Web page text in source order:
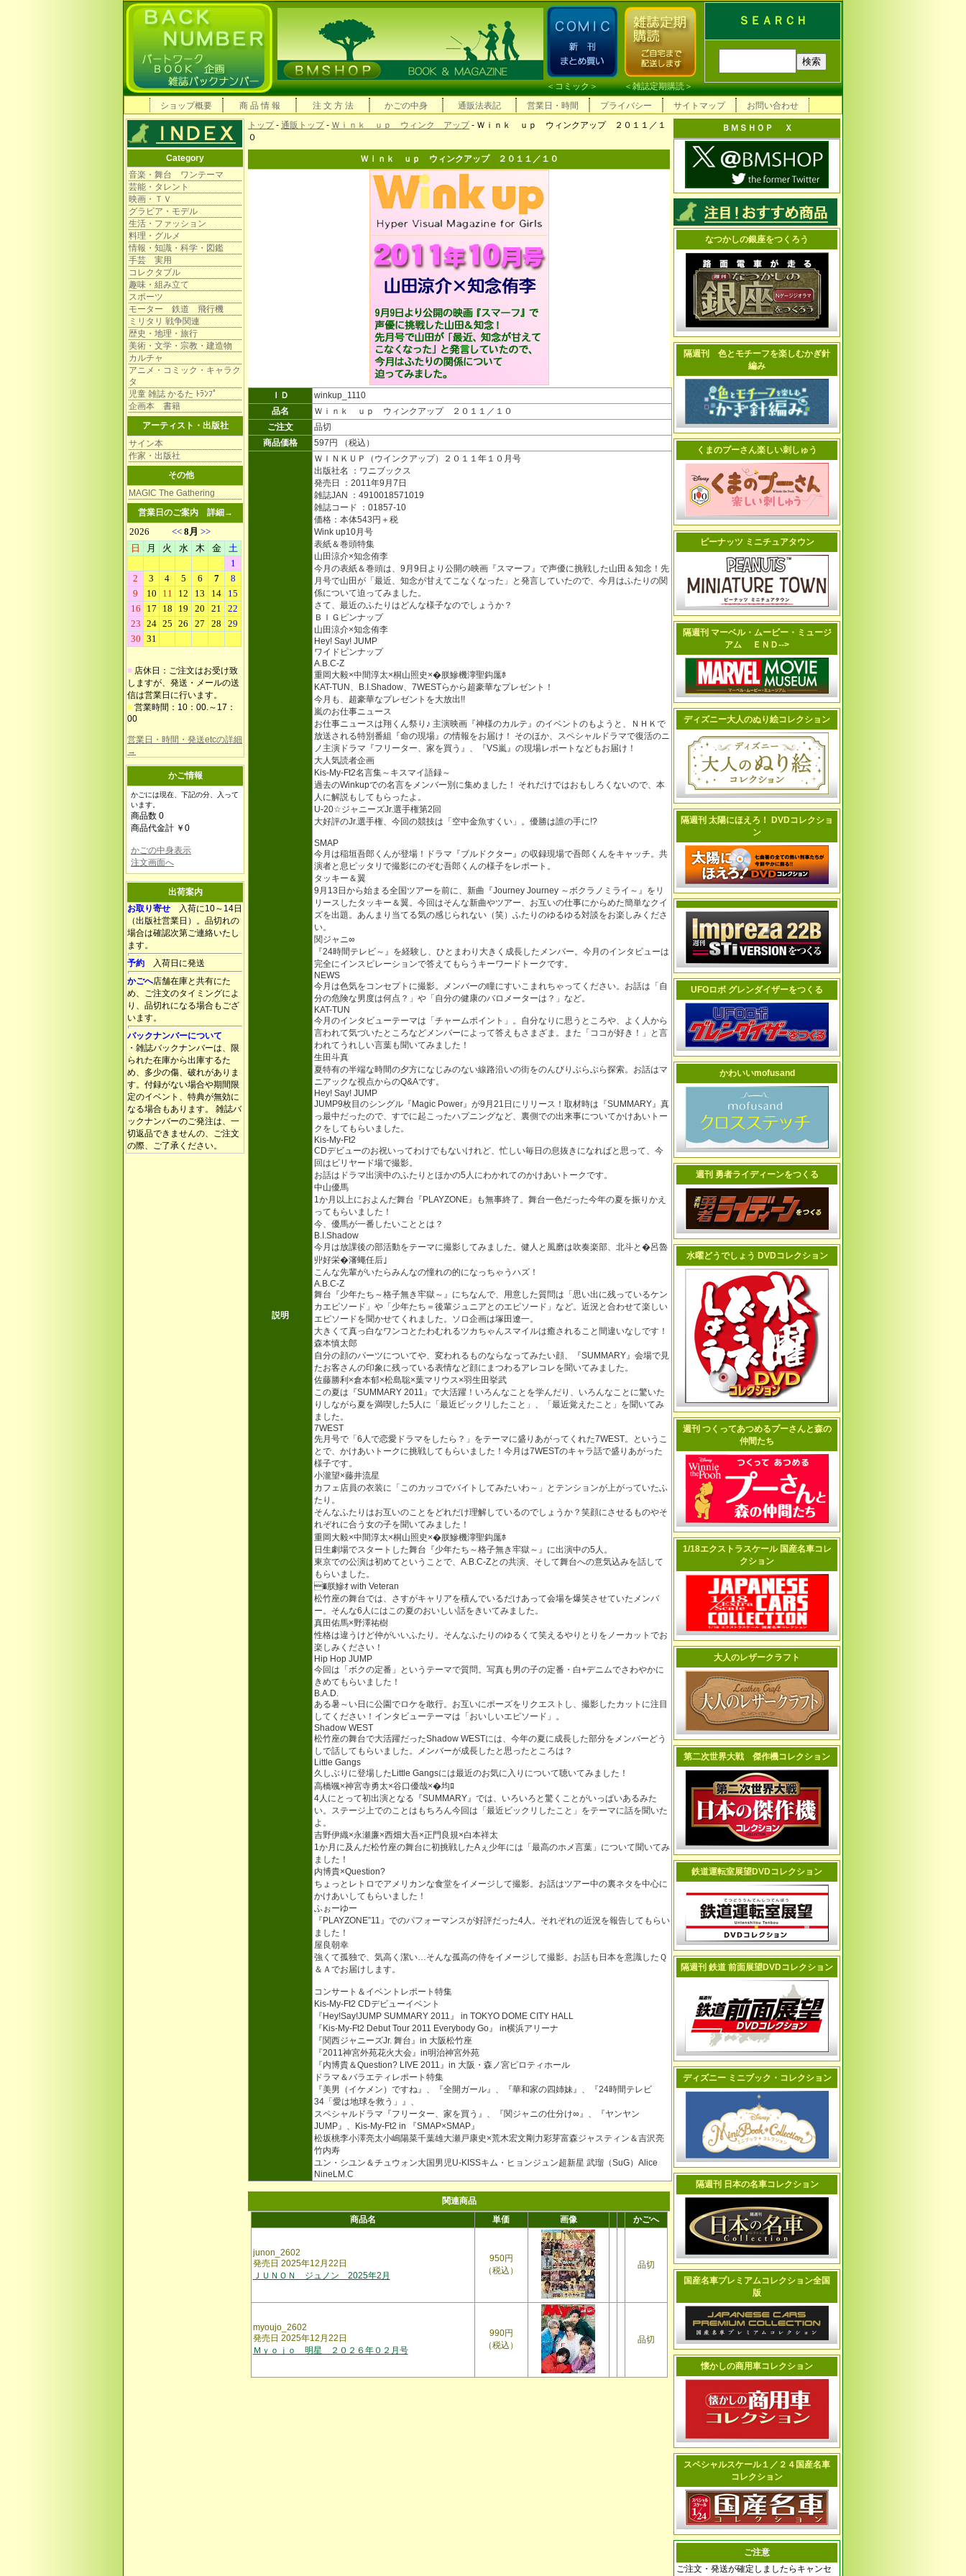
ＳＥＡＲＣＨ
＜コミック＞ ＜雑誌定期購読＞
ショップ概要
商 品 情 報 注 文 方 法 かごの中身 通販法表記 営業日・時間 プライバシー サイトマップ お問い合わせ
Category
音楽・舞台 ワンテーマ
芸能・タレント
映画・ＴＶ
グラビア・モデル
生活・ファッション
料理・グルメ
情報・知識・科学・図鑑
手芸 実用
コレクタブル
趣味・組み立て
スポーツ
モーター 鉄道 飛行機
ミリタリ 戦争関連
歴史・地理・旅行
美術・文学・宗教・建造物
カルチャ
アニメ・コミック・キャラク
タ
児童 雑誌 かるた ﾄﾗﾝﾌﾟ
企画本 書籍
アーティスト・出版社
サイン本
作家・出版社
その他
MAGIC The Gathering
営業日のご案内 詳細→
■ 店休日：ご注文はお受け致
しますが、発送・メールの送
信は営業日に行います。
■ 営業時間：10：00.～17：
00
営業日・時間・発送etcの詳細
→
かご情報
かごには現在、下記の分、入って
います。
商品数 0
商品代金計 ￥0
かごの中身表示
注文画面へ
出荷案内
お取り寄せ 入荷に10～14日
（出版社営業日）。品切れの
場合は確認次第ご連絡いたし
ます。
予約 入荷日に発送
かごへ店舗在庫と共有にた
め、ご注文のタイミングによ
り、品切れになる場合もござ
います。
バックナンバーについて
・雑誌バックナンバーは、限
られた在庫から出庫するた
め、多少の傷、破れがありま
す。付録がない場合や期間限
定のイベント、特典が無効に
なる場合もあります。 雑誌バ
ックナンバーのご発注は、一
切返品できませんの、ご注文
の際、ご了承ください。
トップ- 通販トップ- Ｗｉｎｋ ｕｐ ウィンク アップ- Ｗｉｎｋ ｕｐ ウィンクアップ ２０１１／１
０
Ｗｉｎｋ ｕｐ ウィンクアップ ２０１１／１０
ＩＤ
winkup_1110
品名
Ｗｉｎｋ ｕｐ ウィンクアップ ２０１１／１０
ご注文
品切
商品価格
597円 （税込）
説明
ＷＩＮＫＵＰ（ウインクアップ）２０１１年１０月号
出版社名 ：ワニブックス
発売日 ：2011年9月7日
雑誌JAN ：4910018571019
雑誌コード ：01857-10
価格：本体543円＋税
Wink up10月号
表紙＆巻頭特集
山田涼介×知念侑李
今月の表紙＆巻頭は、9月9日より公開の映画『スマーフ』で声優に挑戦した山田＆知念！先
月号で山田が「最近、知念が甘えてこなくなった」と発言していたので、今月はふたりの関
係について迫ってみました。
さて、最近のふたりはどんな様子なのでしょうか？
ＢＩＧピンナップ
山田涼介×知念侑李
Hey! Say! JUMP
ワイドピンナップ
A.B.C-Z
重岡大毅×中間淳太×桐山照史×�朕鰺機濘聖鈎厖ﾎ
KAT-TUN、B.I.Shadow、7WESTらから超豪華なプレゼント！
今月も、超豪華なプレゼントを大放出!!
嵐のお仕事ニュース
お仕事ニュースは翔くん祭り♪ 主演映画『神様のカルテ』のイベントのもようと、ＮＨＫで
放送される特別番組『命の現場』の情報をお届け！ そのほか、スペシャルドラマで復活のニ
ノ主演ドラマ『フリーター、家を買う』、『VS嵐』の現場レポートなどもお届け！
大人気読者企画
Kis-My-Ft2名言集～キスマイ語録～
過去のWinkupでの名言をメンバー別に集めました！ それだけではおもしろくないので、本
人に解説もしてもらったよ。
U-20☆ジャニーズJr.選手権第2回
大好評のJr.選手権、今回の競技は「空中金魚すくい」。優勝は誰の手に!?
SMAP
今月は稲垣吾郎くんが登場！ドラマ『ブルドクター』の収録現場で吾郎くんをキャッチ。共
演者と息ピッタリで撮影にのぞむ吾郎くんの様子をレポート。
タッキー＆翼
9月13日から始まる全国ツアーを前に、新曲『Journey Journey ～ボクラノミライ～』をリ
リースしたタッキー＆翼。今回はそんな新曲やツアー、お互いの仕事にからめた簡単なクイ
ズを出題。あんまり当てる気の感じられない（笑）ふたりのゆるゆる対談をお楽しみくださ
い。
関ジャニ∞
『24時間テレビ～』を経験し、ひとまわり大きく成長したメンバー。今月のインタビューは
完全にインスピレーションで答えてもらうキーワードトークです。
NEWS
今月は色気をコンセプトに撮影。メンバーの瞳にすいこまれちゃってください。お話は「自
分の危険な男度は何点？」や「自分の健康のバロメーターは？」など。
KAT-TUN
今月のインタビューテーマは「チャームポイント」。自分なりに思うところや、よく人から
言われて気づいたところなどメンバーによって答えもさまざま。また「ココが好き！」と言
われてうれしい言葉も聞いてみました！
生田斗真
夏特有の半端な時間の夕方になじみのない線路沿いの街をのんびりぶらぶら探索。お話はマ
ニアックな視点からのQ&Aです。
Hey! Say! JUMP
JUMP9枚目のシングル『Magic Power』が9月21日にリリース！取材時は『SUMMARY』真
っ最中だったので、すでに起こったハプニングなど、裏側での出来事についてかけあいトー
クをしてもらいました。
Kis-My-Ft2
CDデビューのお祝いってわけでもないけれど、忙しい毎日の息抜きになればと思って、今
回はビリヤード場で撮影。
お話はドラマ出演中のふたりとほかの5人にわかれてのかけあいトークです。
中山優馬
1か月以上におよんだ舞台『PLAYZONE』も無事終了。舞台一色だった今年の夏を振りかえ
ってもらいました！
今、優馬が一番したいこととは？
B.I.Shadow
今月は放課後の部活動をテーマに撮影してみました。健人と風磨は吹奏楽部、北斗と�呂魯
丱好栄�瀋蠅任后｣
こんな先輩がいたらみんなの憧れの的になっちゃうハズ！
A.B.C-Z
舞台『少年たち～格子無き牢獄～』にちなんで、用意した質問は「思い出に残っているケン
カエピソード」や「少年たち＝後輩ジュニアとのエピソード」など。近況と合わせて楽しい
エピソードを聞かせてくれました。ソロ企画は塚田遼一。
大きくて真っ白なワンコとたわむれるツカちゃんスマイルは癒されること間違いなしです！
森本慎太郎
自分の顔のパーツについてや、変われるものならなってみたい顔、『SUMMARY』会場で見
たお客さんの印象に残っている表情など顔にまつわるアレコレを聞いてみました。
佐藤勝利×倉本郁×松島聡×葉マリウス×羽生田挙武
この夏は『SUMMARY 2011』で大活躍！いろんなことを学んだり、いろんなことに驚いた
りしながら夏を満喫した5人に「最近ビックリしたこと」、「最近覚えたこと」を聞いてみ
ました。
7WEST
先月号で「6人で恋愛ドラマをしたら？」をテーマに盛りあがってくれた7WEST。というこ
とで、かけあいトークに挑戦してもらいました！今月は7WESTのキャラ話で盛りあがった
様子です。
小瀧望×藤井流星
カフェ店員の衣装に「このカッコでバイトしてみたいわ～」とテンションが上がっていたふ
たり。
そんなふたりはお互いのことをどれだけ理解しているのでしょうか？笑顔にさせるものやそ
れぞれに合う女の子を聞いてみました！
重岡大毅×中間淳太×桐山照史×�朕鰺機濘聖鈎厖ﾎ
日生劇場でスタートした舞台『少年たち～格子無き牢獄～』に出演中の5人。
東京での公演は初めてということで、A.B.C-Zとの共演、そして舞台への意気込みを話して
もらいました。
�朕鰺ｵ with Veteran
松竹座の舞台では、さすがキャリアを積んでいるだけあって会場を爆笑させていたメンバ
ー。そんな6人にはこの夏のおいしい話をきいてみました。
真田佑馬×野澤祐樹
性格は違うけど仲がいいふたり。そんなふたりのゆるくて笑えるやりとりをノーカットでお
楽しみください！
Hip Hop JUMP
今回は「ボクの定番」というテーマで質問。写真も男の子の定番・白+デニムでさわやかに
きめてもらいました！
B.A.D.
ある暑～い日に公園でロケを敢行。お互いにポーズをリクエストし、撮影したカットに注目
してください！インタビューテーマは「おいしいエピソード」。
Shadow WEST
松竹座の舞台で大活躍だったShadow WESTには、今年の夏に成長した部分をメンバーどう
しで話してもらいました。メンバーが成長したと思ったところは？
Little Gangs
久しぶりに登場したLittle Gangsには最近のお気に入りについて聴いてみました！
高橋颯×神宮寺勇太×谷口優哉×�均ﾛ
4人にとって初出演となる『SUMMARY』では、いろいろと驚くことがいっぱいあるみた
い。ステージ上でのことはもちろん今回は「最近ビックリしたこと」をテーマに話を聞いた
よ。
吉野伊織×永瀬廉×西畑大吾×正門良規×白本祥太
1か月に及んだ松竹座の舞台に初挑戦したAぇ少年には「最高のホメ言葉」について聞いてみ
ました！
内博貴×Question?
ちょっとレトロでアメリカンな食堂をイメージして撮影。お話はツアー中の裏ネタを中心に
かけあいしてもらいました！
ふぉーゆー
『PLAYZONE”11』でのパフォーマンスが好評だった4人。それぞれの近況を報告してもらい
ました！
屋良朝幸
強くて孤独で、気高く潔い…そんな孤高の侍をイメージして撮影。お話も日本を意識したＱ
＆Ａでお届けします。
コンサート＆イベントレポート特集
Kis-My-Ft2 CDデビューイベント
『Hey!Say!JUMP SUMMARY 2011』 in TOKYO DOME CITY HALL
『Kis-My-Ft2 Debut Tour 2011 Everybody Go』 in横浜アリーナ
『関西ジャニーズJr. 舞台』in 大阪松竹座
『2011神宮外苑花火大会』in明治神宮外苑
『内博貴＆Question? LIVE 2011』in 大阪・森ノ宮ピロティホール
ドラマ＆バラエティレポート特集
『美男（イケメン）ですね』、『全開ガール』、『華和家の四姉妹』、『24時間テレビ
34「愛は地球を救う」』、
スペシャルドラマ『フリーター、家を買う』、『関ジャニの仕分け∞』、『ヤンヤン
JUMP』、Kis-My-Ft2 in 『SMAP×SMAP』
松坂桃李小澤亮太小嶋陽菜千葉雄大瀬戸康史×荒木宏文剛力彩芽富森ジャスティン＆吉沢亮
竹内寿
ユン・シユン＆チュウォン大国男児U-KISSキム・ヒョンジュン超新星 武瑠（SuG）Alice
NineLM.C
関連商品
商品名
単価 画像 かごへ
junon_2602
発売日 2025年12月22日
ＪＵＮＯＮ ジュノン 2025年2月
950円
（税込）
品切
myoujo_2602
発売日 2025年12月22日
Ｍｙｏｊｏ 明星 ２０２６年０２月号
990円
（税込）
品切
ＢＭＳＨＯＰ Ｘ
なつかしの銀座をつくろう
隔週刊 色とモチーフを楽しむかぎ針
編み
くまのプーさん楽しい刺しゅう
ピーナッツ ミニチュアタウン
隔週刊 マーベル・ムービー・ミュージ
アム ＥＮＤ-->
ディズニー大人のぬり絵コレクション
隔週刊 太陽にほえろ！ DVDコレクショ
ン
UFOロボ グレンダイザーをつくる
かわいいmofusand
週刊 勇者ライディーンをつくる
水曜どうでしょう DVDコレクション
週刊 つくってあつめるプーさんと森の
仲間たち
1/18エクストラスケール 国産名車コレ
クション
大人のレザークラフト
第二次世界大戦 傑作機コレクション
鉄道運転室展望DVDコレクション
隔週刊 鉄道 前面展望DVDコレクション
ディズニー ミニブック・コレクション
隔週刊 日本の名車コレクション
国産名車プレミアムコレクション全国
版
懐かしの商用車コレクション
スペシャルスケール１／２４国産名車
コレクション
ご注意
ご注文・発送が確定しましたらキャンセ